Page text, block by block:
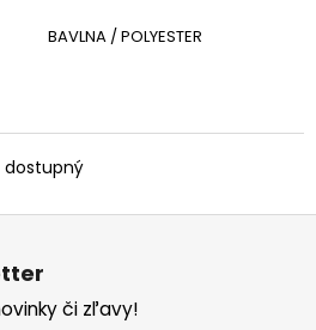
BAVLNA / POLYESTER
dostupný
či zľavy!